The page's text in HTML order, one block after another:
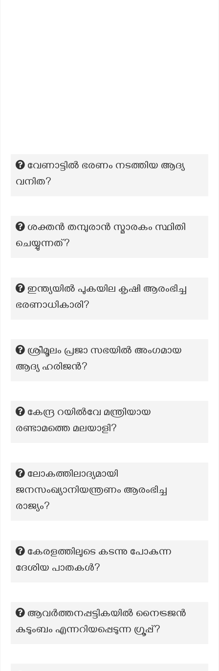
വേണാട്ടിൽ ഭരണം നടത്തിയ ആദ്യ
വനിത?
ശക്തൻ തമ്പുരാൻ സ്മാരകം സ്ഥിതി
ചെയ്യുന്നത്?
ഇന്ത്യയിൽ പുകയില കൃഷി ആരംഭിച്ച
ഭരണാധികാരി?
ശ്രീമൂലം പ്രജാ സഭയിൽ അംഗമായ
ആദ്യ ഹരിജൻ?
കേന്ദ്ര റയിൽവേ മന്ത്രിയായ
രണ്ടാമത്തെ മലയാളി?
ലോകത്തിലാദ്യമായി
ജനസംഖ്യാനിയന്ത്രണം ആരംഭിച്ച
രാജ്യം?
കേരളത്തിലുടെ കടന്നു പോകുന്ന
ദേശിയ പാതകൾ?
ആവർത്തനപ്പട്ടികയിൽ നൈട്രജൻ
കുടുംബം എന്നറിയപ്പെടുന്ന ഗ്രൂപ്പ്?